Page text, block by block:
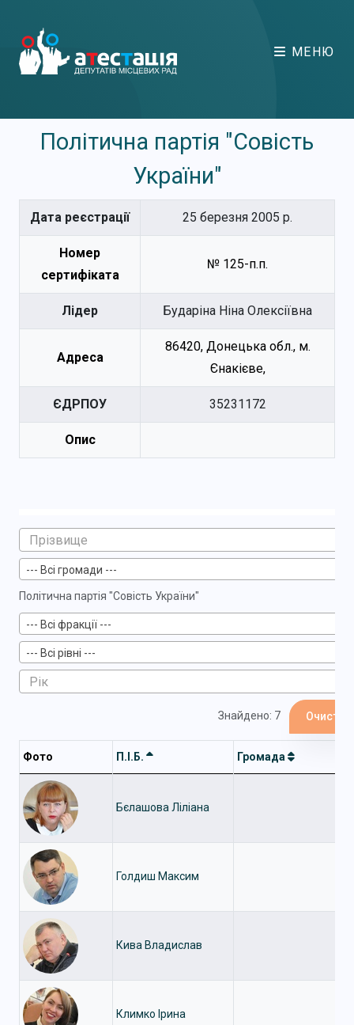
МЕНЮ
Політична партія "Совість
України"
Дата реєстрації 25 березня 2005 р.
Номер
сертифіката
№ 125-п.п.
Лідер Бударіна Ніна Олексіївна
Адреса
86420, Донецька обл., м.
Єнакієве,
ЄДРПОУ 35231172
Опис
--- Всі громади ---
Політична партія "Совість України"
--- Всі фракції ---
--- Всі рівні ---
Знайдено: 7
Фото П.І.Б. Громада
Бєлашова Ліліана
Голдиш Максим
Кива Владислав
Климко Ірина